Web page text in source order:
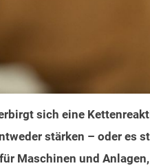
sich eine
stärken – oder es
Maschinen und